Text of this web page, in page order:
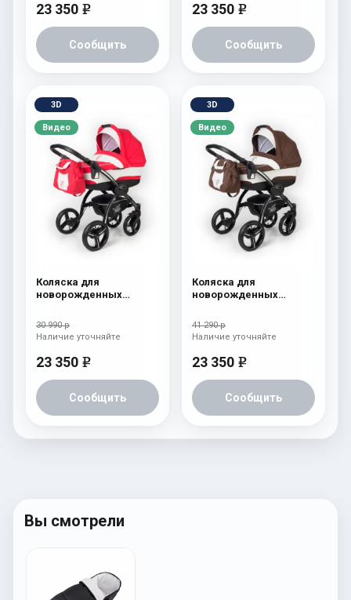
23 350 e
Сообщить
23 350 e
Сообщить
3D
Видео
Коляска для
новорожденных
Black) Red Lux
30 990 р
23 350 e
Сообщить
Наличие уточняйте
3D
Видео
Коляска для
новорожденных
Black) Chek
41 290 р
23 350 e
Сообщить
Наличие уточняйте
Вы смотрели